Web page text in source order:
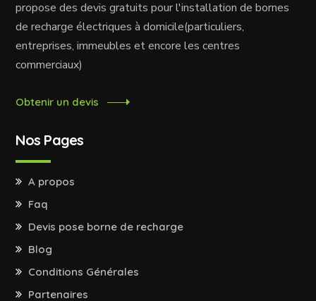
propose des devis gratuits pour l'installation de bornes
de recharge électriques à domicile(particuliers,
entreprises, immeubles et encore les centres
commerciaux)
Obtenir un devis
Nos Pages
A propos
Faq
Devis pose borne de recharge
Blog
Conditions Générales
Partenaires